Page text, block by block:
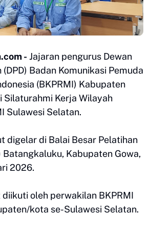
- Jajaran pengurus Dewan
Badan Komunikasi Pemuda
(BKPRMI) Kabupaten
Silaturahmi Kerja Wilayah
Sulawesi Selatan.
digelar di Balai Besar Pelatihan
Batangkaluku, Kabupaten Gowa,
2026.
oleh perwakilan BKPRMI
kota se-Sulawesi Selatan.